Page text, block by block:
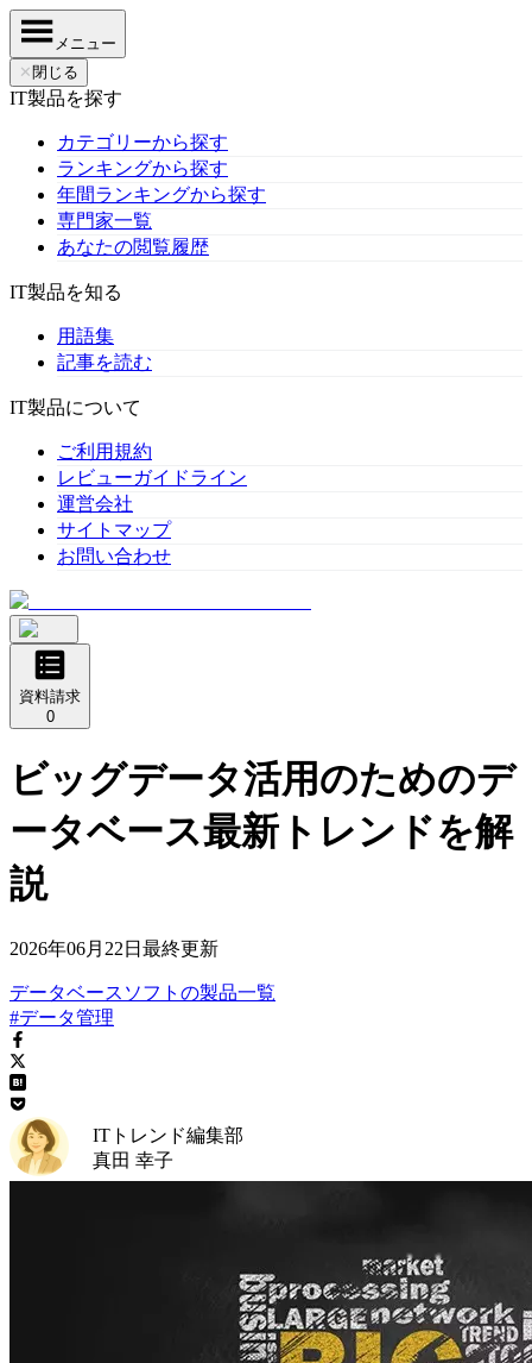
メニュー
✕ 閉じる
IT製品を探す
カテゴリーから探す
ランキングから探す
年間ランキングから探す
専門家一覧
あなたの閲覧履歴
IT製品を知る
用語集
記事を読む
IT製品について
ご利用規約
レビューガイドライン
運営会社
サイトマップ
お問い合わせ
資料請求
0
ビッグデータ活用のためのデ
ータベース最新トレンドを解
説
2026年06月22日 最終更新
データベースソフト の製品一覧
#データ管理
ITトレンド編集部
真田 幸子